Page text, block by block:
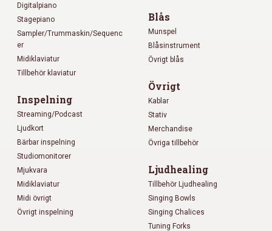
Digitalpiano
Stagepiano
Sampler/Trummaskin/Sequenc
er
Midiklaviatur
Tillbehör klaviatur
Inspelning
Streaming/Podcast
Ljudkort
Bärbar inspelning
Studiomonitorer
Mjukvara
Midiklaviatur
Midi övrigt
Övrigt inspelning
Blås
Munspel
Blåsinstrument
Övrigt blås
Övrigt
Kablar
Stativ
Merchandise
Övriga tillbehör
Ljudhealing
Tillbehör Ljudhealing
Singing Bowls
Singing Chalices
Tuning Forks